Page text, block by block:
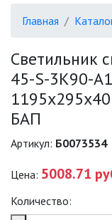
Главная
Светильник
45-S-3K90-
БАП
Артикул: Б0073534
Цена: 5008.71
Количество: